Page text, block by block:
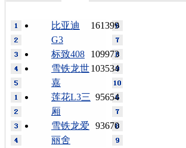
161399
比亚迪
G3
109973
标致408
103534
雪铁龙世
嘉
95654
莲花L3三
厢
93670
雪铁龙爱
丽舍